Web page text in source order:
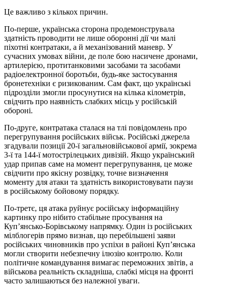
Це важливо з кількох причин.
По-перше, українська сторона продемонструвала
здатність проводити не лише оборонні дії чи малі
піхотні контратаки, а й механізований маневр. У
сучасних умовах війни, де поле бою насичене дронами,
артилерією, протитанковими засобами та засобами
радіоелектронної боротьби, будь-яке застосування
бронетехніки є ризикованим. Сам факт, що українські
підрозділи змогли просунутися на кілька кілометрів,
свідчить про наявність слабких місць у російській
обороні.
По-друге, контратака сталася на тлі повідомлень про
перегрупування російських військ. Російські джерела
згадували позиції 20-ї загальновійськової армії, зокрема
3-ї та 144-ї мотострілецьких дивізій. Якщо український
удар припав саме на момент перегрупування, це може
свідчити про якісну розвідку, точне визначення
моменту для атаки та здатність використовувати паузи
в російському бойовому порядку.
По-третє, ця атака руйнує російську інформаційну
картинку про нібито стабільне просування на
Куп’янсько-Борівському напрямку. Один із російських
мілблогерів прямо визнав, що перебільшені заяви
російських чиновників про успіхи в районі Куп’янська
могли створити небезпечну ілюзію контролю. Коли
політичне командування вимагає переможних звітів, а
військова реальність складніша, слабкі місця на фронті
часто залишаються без належної уваги.